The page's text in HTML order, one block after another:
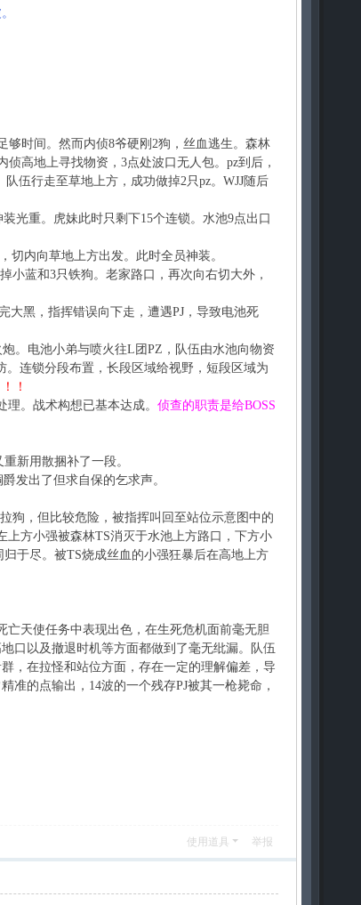
时间。然而内侦8爷硬刚2狗，丝血逃生。森林
高地上寻找物资，3点处波口无人包。pz到后，
伍行走至草地上方，成功做掉2只pz。WJJ随后
光重。虎妹此时只剩下15个连锁。水池9点出口
内向草地上方出发。此时全员神装。
蓝和3只铁狗。老家路口，再次向右切大外，
大黑，指挥错误向下走，遭遇PJ，导致电池死
。电池小弟与喷火往L团PZ，队伍由水池向物资
连锁分段布置，长段区域给视野，短段区域为
！
。战术构想已基本达成。 侦查的职责是给BOSS
新用散捆补了一段。
发出了但求自保的乞求声。
狗，但比较危险，被指挥叫回至站位示意图中的
方小强被森林TS消灭于水池上方路口，下方小
于尽。被TS烧成丝血的小强狂暴后在高地上方
天使任务中表现出色，在生死危机面前毫无胆
口以及撤退时机等方面都做到了毫无纰漏。队伍
，在拉怪和站位方面，存在一定的理解偏差，导
的点输出，14波的一个残存PJ被其一枪毙命，
使用道具 举报